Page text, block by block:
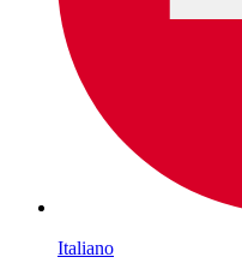
Italiano